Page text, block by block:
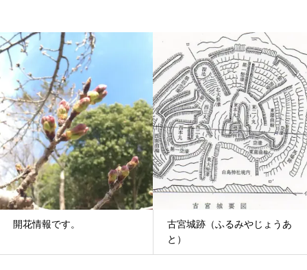
開花情報です。
古宮城跡（ふるみやじょうあ
と）